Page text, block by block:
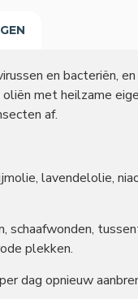
en bacteriën,
met heilzame
af.
lavendelolie,
schaafwonden,
plekken.
dag opnieuw